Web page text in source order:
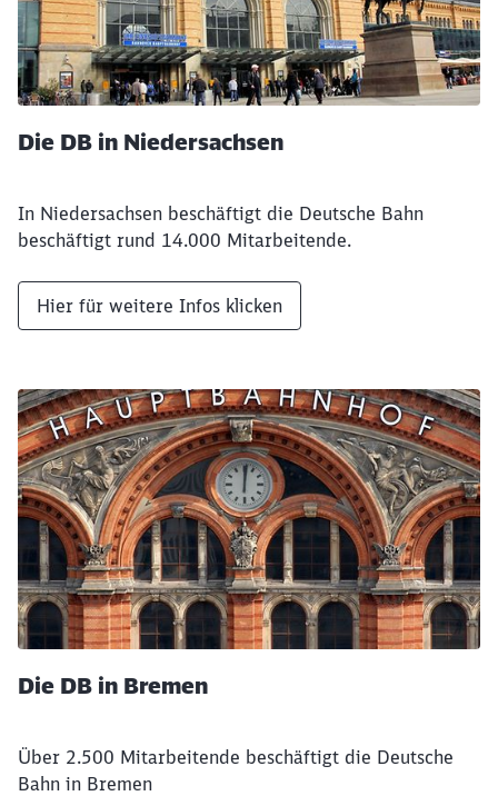
Die DB in Niedersachsen
In Niedersachsen beschäftigt die Deutsche Bahn
beschäftigt rund 14.000 Mitarbeitende.
Hier für weitere Infos klicken
Die DB in Bremen
Über 2.500 Mitarbeitende beschäftigt die Deutsche
Bahn in Bremen